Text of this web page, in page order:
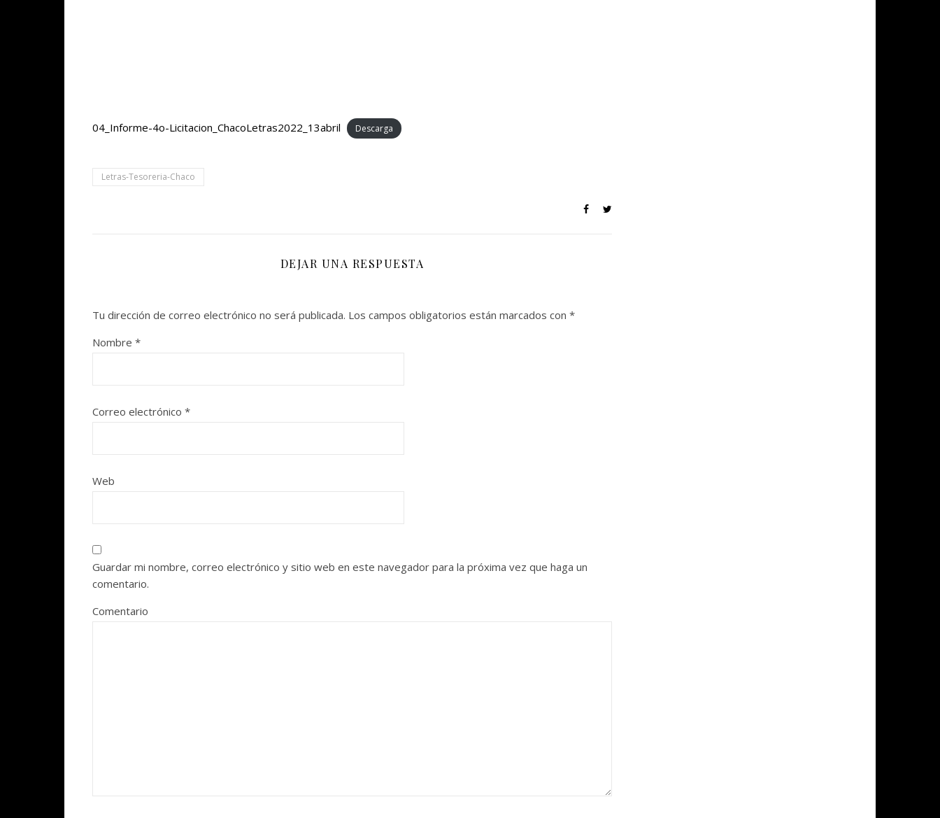
04_Informe-4o-Licitacion_ChacoLetras2022_13abril Descarga
Letras-Tesoreria-Chaco
DEJAR UNA RESPUESTA
Tu dirección de correo electrónico no será publicada. Los campos obligatorios están marcados con *
Nombre *
Correo electrónico *
Web
Guardar mi nombre, correo electrónico y sitio web en este navegador para la próxima vez que haga un
comentario.
Comentario